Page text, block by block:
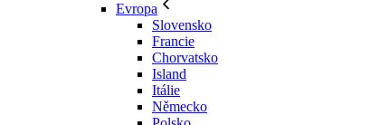
Evropa
Slovensko
Francie
Chorvatsko
Island
Itálie
Německo